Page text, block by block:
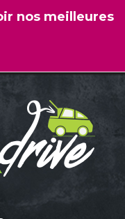
nos meilleures